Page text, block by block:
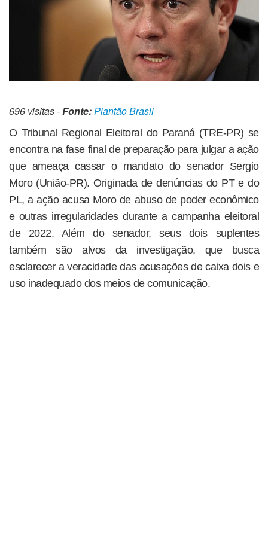
696 visitas -Fonte:Plantão Brasil
O Tribunal Regional Eleitoral do Paraná (TRE-PR) se
encontra na fase final de preparação para julgar a ação
que ameaça cassar o mandato do senador Sergio
Moro (União-PR). Originada de denúncias do PT e do
PL, a ação acusa Moro de abuso de poder econômico
e outras irregularidades durante a campanha eleitoral
de 2022. Além do senador, seus dois suplentes
também são alvos da investigação, que busca
esclarecer a veracidade das acusações de caixa dois e
uso inadequado dos meios de comunicação.